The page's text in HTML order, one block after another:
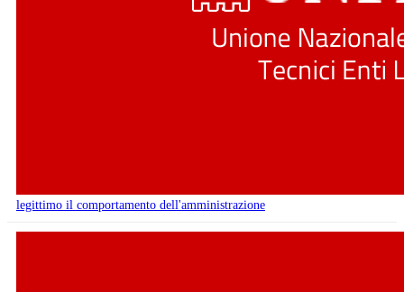
legittimo il comportamento dell'amministrazione